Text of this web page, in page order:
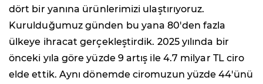
dört bir yanına ürünlerimizi ulaştırıyoruz.
Kurulduğumuz günden bu yana 80'den fazla
ülkeye ihracat gerçekleştirdik. 2025 yılında bir
önceki yıla göre yüzde 9 artış ile 4.7 milyar TL ciro
elde ettik. Aynı dönemde ciromuzun yüzde 44'ünü